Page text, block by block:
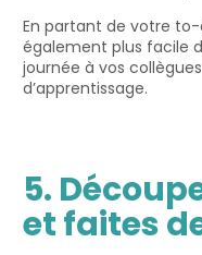
En partant de votre to-
également plus facile
journée à vos
d’apprentissage.
5.
et faites